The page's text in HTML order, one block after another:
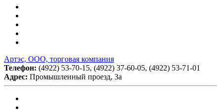
Артэс, ООО, торговая компания
Телефон: (4922) 53-70-15, (4922) 37-60-05, (4922) 53-71-01
Адрес: Промышленный проезд, 3а